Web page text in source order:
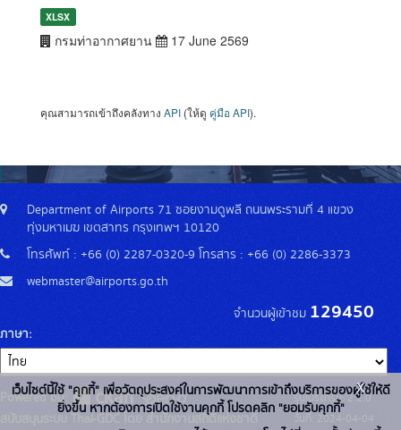
XLSX
กรมท่าอากาศยาน 17 June 2569
คุณสามารถเข้าถึงคลังทาง API (ให้ดู คู่มือ API).
Department of Airports 71 ซอยงามดูพลี ถนนพระรามที่ 4 แขวง
ทุ่งมหาเมฆ เขตสาทร กรุงเทพฯ 10120
โทรศัพท์ : +66 (0) 2287-0320-9 โทรสาร : +66 (0) 2286-3373
webmaster@airports.go.th
จำนวนผู้เข้าชม 129450
ภาษา
Powered by:
สนับสนุนระบบ Thai-GDC โดย สำนักงานสถิติแห่งชาติ
รุ่นโปรแกรม: 2.2.0
วันที่: 2024-04-04
เว็บไซต์นี้ใช้ "คุกกี้" เพื่อวัตถุประสงค์ในการพัฒนาการเข้าถึงบริการของผู้ใช้ให้ดี
ยิ่งขึ้น หากต้องการเปิดใช้งานคุกกี้ โปรดคลิก "ยอมรับคุกกี้"
x